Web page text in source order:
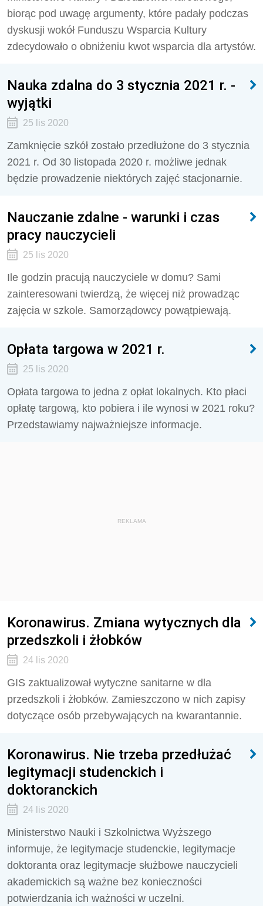
biorąc pod uwagę argumenty, które padały podczas
dyskusji wokół Funduszu Wsparcia Kultury
zdecydowało o obniżeniu kwot wsparcia dla artystów.
Nauka zdalna do 3 stycznia 2021 r. -
wyjątki
25 lis 2020
Zamknięcie szkół zostało przedłużone do 3 stycznia
2021 r. Od 30 listopada 2020 r. możliwe jednak
będzie prowadzenie niektórych zajęć stacjonarnie.
Nauczanie zdalne - warunki i czas
pracy nauczycieli
25 lis 2020
Ile godzin pracują nauczyciele w domu? Sami
zainteresowani twierdzą, że więcej niż prowadząc
zajęcia w szkole. Samorządowcy powątpiewają.
Opłata targowa w 2021 r.
25 lis 2020
Opłata targowa to jedna z opłat lokalnych. Kto płaci
opłatę targową, kto pobiera i ile wynosi w 2021 roku?
Przedstawiamy najważniejsze informacje.
REKLAMA
Koronawirus. Zmiana wytycznych dla
przedszkoli i żłobków
24 lis 2020
GIS zaktualizował wytyczne sanitarne w dla
przedszkoli i żłobków. Zamieszczono w nich zapisy
dotyczące osób przebywających na kwarantannie.
Koronawirus. Nie trzeba przedłużać
legitymacji studenckich i
doktoranckich
24 lis 2020
Ministerstwo Nauki i Szkolnictwa Wyższego
informuje, że legitymacje studenckie, legitymacje
doktoranta oraz legitymacje służbowe nauczycieli
akademickich są ważne bez konieczności
potwierdzania ich ważności w uczelni.